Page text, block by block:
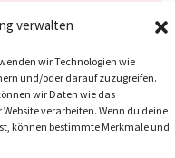
verwalten
wir Technologien wie
und/oder darauf zuzugreifen.
wir Daten wie das
verarbeiten. Wenn du deine
können bestimmte Merkmale und